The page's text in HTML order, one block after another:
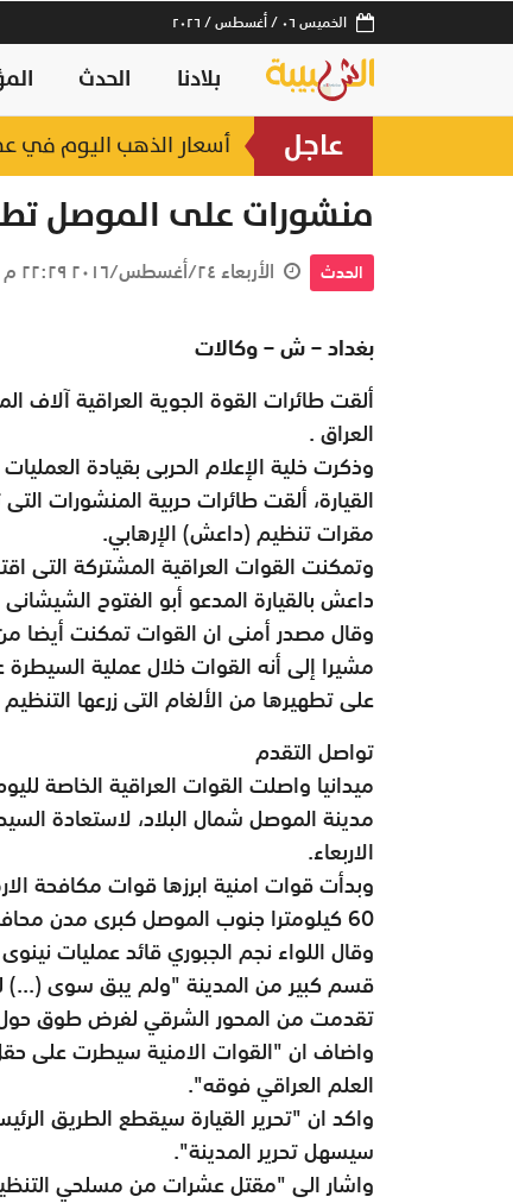
الخميس ٠٦ / أغسطس / ٢٠٢٦
بلادنا الحدث
عاجل أسعار الذهب اليوم في عمان.. عيار 21 يواصل ارتفاعه
منشورات على الموصل
الحدث الأربعاء ٢٤/أغسطس/٢٠١٦ ٢٢:٢٩ م
بغداد – ش – وكالات
ألقت طائرات القوة الجوية العراقية
العراق .
وذكرت خلية الإعلام الحربى بقيادة
القيارة، ألقت طائرات حربية المنشورات
مقرات تنظيم (داعش) الإرهابي.
وتمكنت القوات العراقية المشتركة التى
داعش بالقيارة المدعو أبو الفتوح
مشيرا إلى أنه القوات خلال عملية
على تطهيرها من الألغام التى زرعها التنظيم
تواصل التقدم
ميدانيا واصلت القوات العراقية الخاصة
مدينة الموصل شمال البلاد، لاستعادة
الاربعاء.
وبدأت قوات امنية ابرزها قوات مكافحة
60 كيلومترا جنوب الموصل كبرى مدن محافظة نينوى واخر اكبر معاقل تنظيم داعش في العراق.
وقال اللواء نجم الجبوري قائد عمليات
قسم كبير من المدينة "ولم يبق سوى (...)
تقدمت من المحور الشرقي لفرض طوق حول
واضاف ان "القوات الامنية سيطرت على
العلم العراقي فوقه".
واكد ان "تحرير القيارة سيقطع الطريق
سيسهل تحرير المدينة".
واشار الى "مقتل عشرات من مسلحي